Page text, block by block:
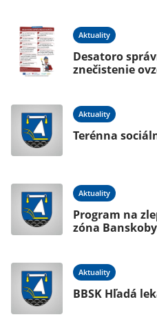
Aktuality
Desatoro
znečistenie
Aktuality
Terénna
Aktuality
Program na
zóna
Aktuality
BBSK Hľadá